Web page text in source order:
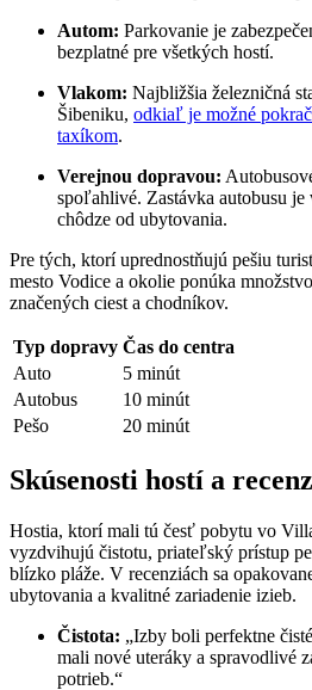
Autom: Parkovanie je
bezplatné pre všetkých hostí.
Vlakom: Najbližšia železničná
Šibeniku, odkiaľ je možné
taxíkom.
Verejnou dopravou:
spoľahlivé. Zastávka autobusu
chôdze od ubytovania.
Pre tých, ktorí uprednostňujú pešiu
mesto Vodice a okolie ponúka
značených ciest a chodníkov.
Typ dopravy Čas do centra
Auto
5 minút
Autobus
10 minút
Pešo
20 minút
Skúsenosti hostí a
Hostia, ktorí mali tú česť pobytu vo
vyzdvihujú čistotu, priateľský prístup
blízko pláže. V recenziách sa
ubytovania a kvalitné zariadenie izieb.
Čistota: „Izby boli perfektne
mali nové uteráky a spravodlivé
potrieb.“